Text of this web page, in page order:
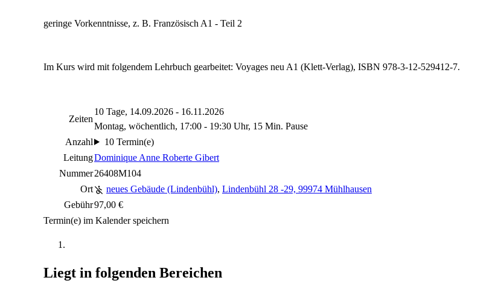
geringe Vorkenntnisse, z. B. Französisch A1 - Teil 2
Im Kurs wird mit folgendem Lehrbuch gearbeitet: Voyages neu A1 (Klett-Verlag), ISBN 978-3-12-529412-7.
Zeiten
10 Tage, 14.09.2026 - 16.11.2026
Montag, wöchentlich, 17:00 - 19:30 Uhr, 15 Min. Pause
Anzahl
10 Termin(e)
LeitungDominique Anne Roberte Gibert
Nummer26408M104
Ort
neues Gebäude (Lindenbühl), Lindenbühl 28 -29, 99974 Mühlhausen
Gebühr97,00 €
Termin(e) im Kalender speichern
Liegt in folgenden Bereichen